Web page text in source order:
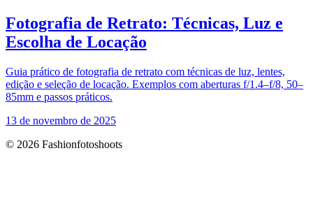
Fotografia de Retrato: Técnicas, Luz e
Escolha de Locação
Guia prático de fotografia de retrato com técnicas de luz, lentes,
edição e seleção de locação. Exemplos com aberturas f/1.4–f/8, 50–
85mm e passos práticos.
13 de novembro de 2025
© 2026 Fashionfotoshoots